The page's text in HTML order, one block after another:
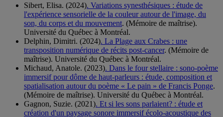
Sibert, Elisa. (2024). Variations synesthésiques : étude de
l'expérience sensorielle de la couleur autour de l'image, du
son, du corps et du mouvement. (Mémoire de maîtrise).
Université du Québec à Montréal.
Delphin, Dimitri. (2024). La Plage aux Crabes : une
transposition numérique de récits post-cancer. (Mémoire de
maîtrise). Université du Québec à Montréal.
Michaud, Anatole. (2023). Dans le four stellaire : sono-poème
immersif pour dôme de haut-parleurs : étude, composition et
spatialisation autour du poème « Le pain » de Francis Ponge.
(Mémoire de maîtrise). Université du Québec à Montréal.
Gagnon, Suzie. (2021). Et si les sons parlaient? : étude et
création d'un paysage sonore immersif écolo-acoustique des